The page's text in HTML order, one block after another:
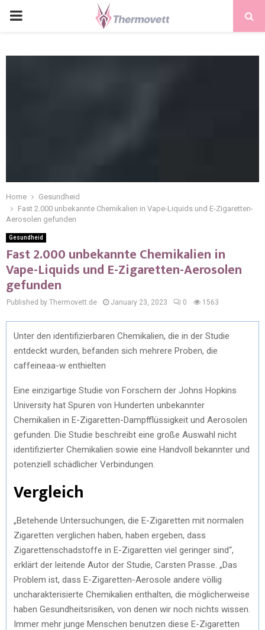
PRIMARY
Home
Gesundheid
Fast 2.000 unbekannte Chemikalien in Vape-Liquids und E-Zigaretten-
Aerosolen gefunden
Gesundheid
Fast 2.000 unbekannte Chemikalien in
Vape-Liquids und E-Zigaretten-Aerosolen
gefunden
Published by Thermovett.de January 23, 2023 0 1563
Unter den identifizierbaren Chemikalien, die in der Studie
entdeckt wurden, befanden sich mehrere Proben, die
caffeineaa-w enthielten
Eine einzigartige Studie von Forschern der Johns Hopkins
University hat Spuren von Hunderten unbekannter
Chemikalien in E-Zigaretten-Dampfflüssigkeit und Aerosolen
gefunden. Die Studie beschreibt eine große Auswahl nicht
identifizierter Chemikalien sowie eine Handvoll bekannter und
potenziell schädlicher Verbindungen.
Vergleich
„Betehende Untersuchungen, die E-Zigaretten mit normalen
Zigaretten verglichen haben, haben ergeben, dass
Zigarettenschadstoffe in E-Zigaretten viel geringer sind“,
erklärt der leitende Autor der Studie, Carsten Prasse. „Das
Problem ist, dass E-Zigaretten-Aerosole andere völlig
uncharakterisierte Chemikalien enthalten, die möglicherweise
haben Gesundheitsrisiken, von denen wir noch nichts wissen.
Immer mehr junge Menschen benutzen diese E-Zigaretten